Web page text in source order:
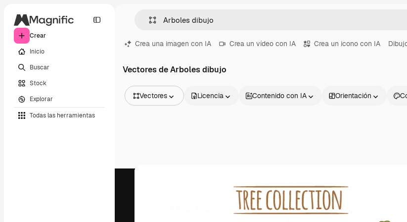
Crear
Inicio
Buscar
Stock
Explorar
Todas las herramientas
Crea una imagen con IA Crea un vídeo con IA Crea un icono con IA
Vectores de Arboles dibujo
Vectores
Vídeos
Licencia Contenido con IA Orientación
Productos